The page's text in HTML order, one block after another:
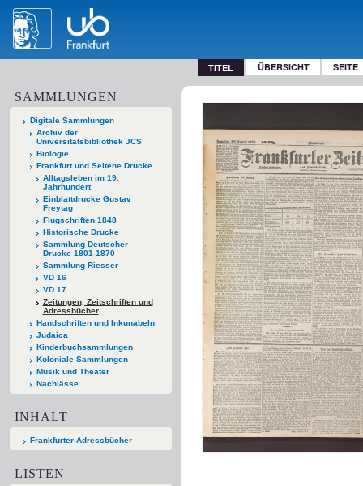
TITEL ÜBERSICHT SEITE
SAMMLUNGEN
Digitale Sammlungen
Archiv der
Universitätsbibliothek JCS
Biologie
Frankfurt und Seltene Drucke
Alltagsleben im 19.
Jahrhundert
Einblattdrucke Gustav
Freytag
Flugschriften 1848
Historische Drucke
Sammlung Deutscher
Drucke 1801-1870
Sammlung Riesser
VD 16
VD 17
Zeitungen, Zeitschriften und
Adressbücher
Handschriften und Inkunabeln
Judaica
Kinderbuchsammlungen
Koloniale Sammlungen
Musik und Theater
Nachlässe
INHALT
Frankfurter Adressbücher
LISTEN